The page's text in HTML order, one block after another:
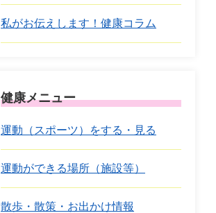
私がお伝えします！健康コラム
健康メニュー
運動（スポーツ）をする・見る
運動ができる場所（施設等）
散歩・散策・お出かけ情報